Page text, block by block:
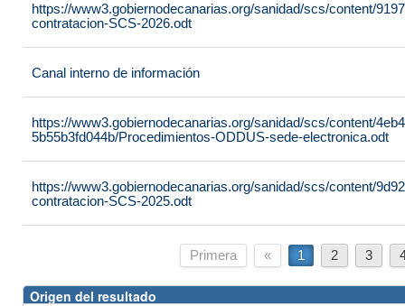
https://www3.gobiernodecanarias.org/sanidad/scs/content/
contratacion-SCS-2026.odt
Canal interno de información
https://www3.gobiernodecanarias.org/sanidad/scs/content/
5b55b3fd044b/Procedimientos-ODDUS-sede-electronica.odt
https://www3.gobiernodecanarias.org/sanidad/scs/content/
contratacion-SCS-2025.odt
Primera « 1 2 3
Origen del resultado